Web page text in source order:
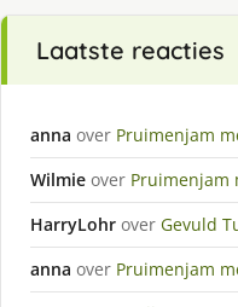
Laatste reacties
anna over Pruimenjam
Wilmie over Pruimenjam
HarryLohr over Gevuld
anna over Pruimenjam